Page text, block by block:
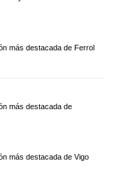
más destacada de Ferrol
más destacada de
más destacada de Vigo